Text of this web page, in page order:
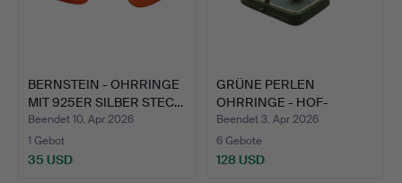
BERNSTEIN - OHRRINGE
MIT 925ER SILBER STEC…
Beendet 10. Apr 2026
1 Gebot
35 USD
GRÜNE PERLEN
OHRRINGE - HOF-
GOLDSCHMIEDE J…
Beendet 3. Apr 2026
6 Gebote
128 USD